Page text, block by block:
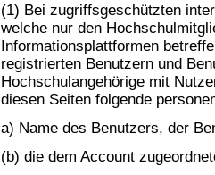
(1) Bei zugriffsgeschützten
welche nur den
Informationsplattformen
registrierten Benutzern und
Hochschulangehörige mit
diesen Seiten folgende
a) Name des Benutzers, der
(b) die dem Account